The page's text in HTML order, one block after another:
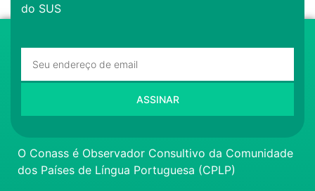
do SUS
ASSINAR
O Conass é Observador Consultivo da Comunidade
dos Países de Língua Portuguesa (CPLP)